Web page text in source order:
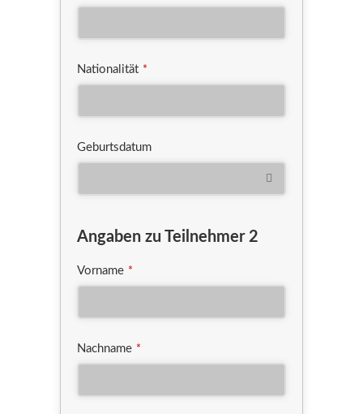
Nationalität *
Geburtsdatum
Angaben zu Teilnehmer 2
Vorname *
Nachname *